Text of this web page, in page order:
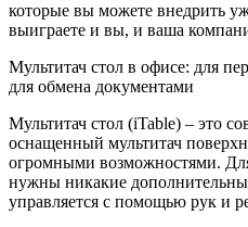
которые вы можете внедрить
выиграете и вы, и ваша
Мультитач стол в офисе: для
для обмена документами
Мультитач стол (iTable) – это
оснащенный мультитач
огромными возможностями.
нужны никакие
управляется с помощью рук и